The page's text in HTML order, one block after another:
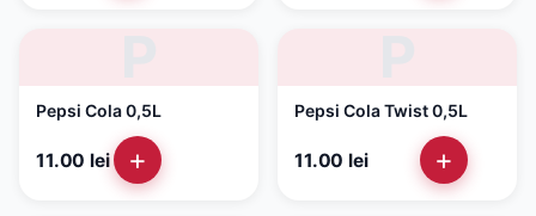
Pepsi Cola 0,5L
11.00 lei +
Pepsi Cola Twist 0,5L
11.00 lei +